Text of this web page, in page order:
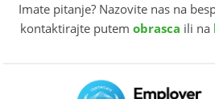
Imate pitanje? Nazovite nas na
kontaktirajte putem obrasca ili na